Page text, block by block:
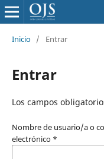
Inicio / Entrar
Entrar
Los campos
Nombre de usuario/a o
electrónico *